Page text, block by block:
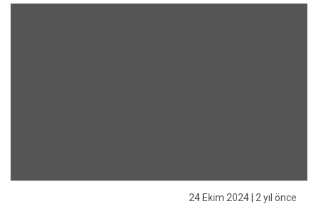
24 Ekim 2024 | 2 yıl önce